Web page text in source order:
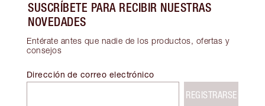
SUSCRÍBETE PARA RECIBIR NUESTRAS
NOVEDADES
Entérate antes que nadie de los productos, ofertas y
consejos
Dirección de correo electrónico
REGISTRARSE